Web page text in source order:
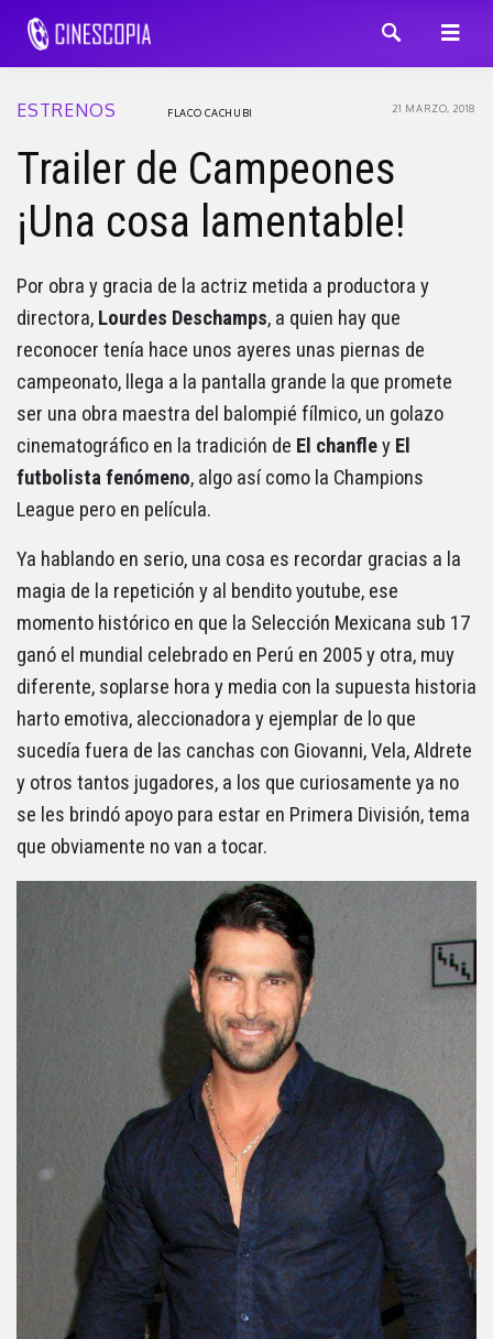
ESTRENOS 21 MARZO, 2018
FLACO CACHUBI
Trailer de Campeones
¡Una cosa lamentable!
Por obra y gracia de la actriz metida a productora y
directora, Lourdes Deschamps, a quien hay que
reconocer tenía hace unos ayeres unas piernas de
campeonato, llega a la pantalla grande la que promete
ser una obra maestra del balompié fílmico, un golazo
cinematográfico en la tradición de El chanfley El
futbolista fenómeno, algo así como la Champions
League pero en película.
Ya hablando en serio, una cosa es recordar gracias a la
magia de la repetición y al bendito youtube, ese
momento histórico en que la Selección Mexicana sub 17
ganó el mundial celebrado en Perú en 2005 y otra, muy
diferente, soplarse hora y media con la supuesta historia
harto emotiva, aleccionadora y ejemplar de lo que
sucedía fuera de las canchas con Giovanni, Vela, Aldrete
y otros tantos jugadores, a los que curiosamente ya no
se les brindó apoyo para estar en Primera División, tema
que obviamente no van a tocar.